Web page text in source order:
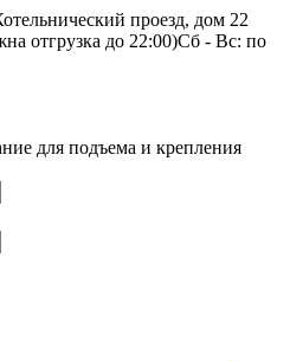
проезд, дом 22
отгрузка до 22:00)Сб - Вс: по
для подъема и крепления